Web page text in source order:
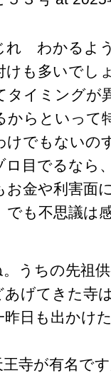
れ わかるよ
も多いでし
タイミングが
からといって
けでもないの
目でるなら
お金や利害面
でも不思議は
うちの先祖
げてきた寺
日も出かけ
寺が有名で